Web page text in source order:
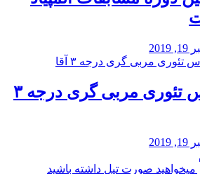
کلاس تئوری مربی گری درجه ۳